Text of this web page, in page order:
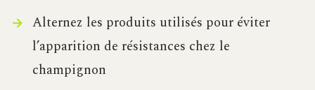
Alternez les produits utilisés pour éviter
l’apparition de résistances chez le
champignon